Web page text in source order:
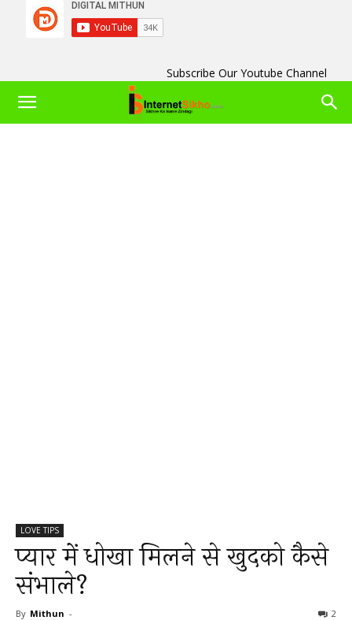
Subscribe Our Youtube Channel
LOVE TIPS
प्यार में धोखा मिलने से खुदको कैसे
संभाले?
By Mithun - 2